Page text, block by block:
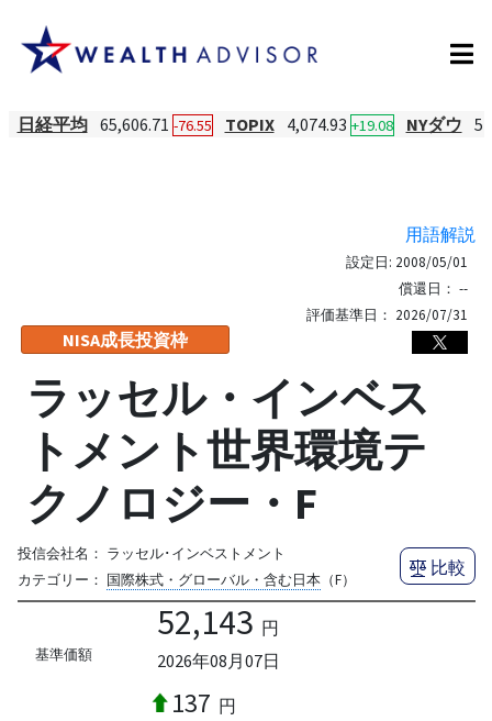
日経平均 65,606.71 -76.55 TOPIX 4,074.93 +19.08 NYダウ
用語解説
NISA成長投資枠
設定日: 2008/05/01
償還日： --
評価基準日： 2026/07/31
ラッセル・インベス
トメント世界環境テ
クノロジー・F
投信会社名： ラッセル･インベストメント
カテゴリー： 国際株式・グローバル・含む日本（F）
比較
基準価額
52,143 円
2026年08月07日
137 円